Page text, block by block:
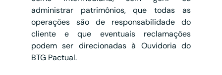
administrar patrimônios, que todas as
operações são de responsabilidade do
cliente e que eventuais reclamações
podem ser direcionadas à Ouvidoria do
BTG Pactual.